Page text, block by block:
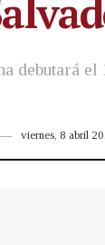
debutará
viernes, 8 abril